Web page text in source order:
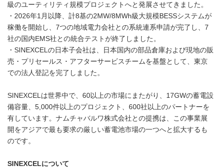
級のユーティリティ規模プロジェクトへと発展させてきました。
・2026年1月以降、計8基の2MW/8MWh級大規模BESSシステムが
稼働を開始し、7つの地域電力会社との系統連系申請が完了し、7
社の国内EMS社との統合テストが終了しました。
・SINEXCELの日本子会社は、日本国内の部品倉庫および現地の販
売・プリセールス・アフターサービスチームを基盤として、東京
での法人登記を完了しました。
SINEXCELは世界中で、60以上の市場にまたがり、17GWの蓄電設
備容量、5,000件以上のプロジェクト、600社以上のパートナーを
有しています。ナムチャバルワ株式会社との提携は、この事業展
開をアジアで最も要求の厳しい蓄電池市場の一つへと拡大するも
のです。
SINEXCELについて